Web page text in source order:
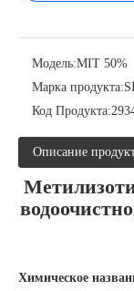
Модель:MIT 50%
Марка продукта:
Код Продукта:
Описание
Химическое